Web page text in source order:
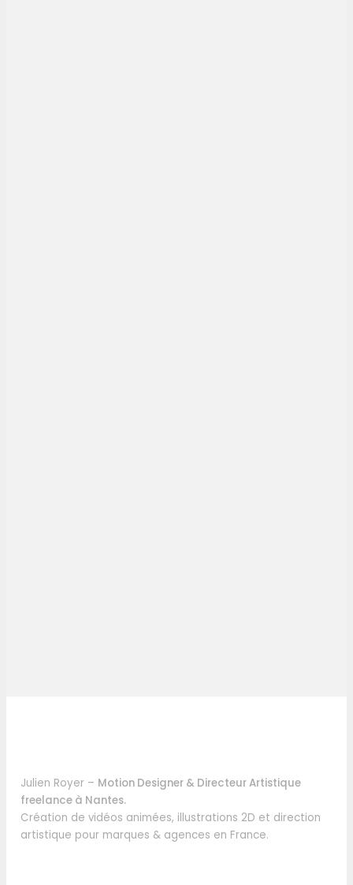
Julien Royer – Motion Designer & Directeur Artistique
freelance à Nantes.
Création de vidéos animées, illustrations 2D et direction
artistique pour marques & agences en France.